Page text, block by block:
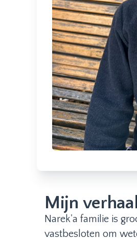
Mijn
Narek'a familie is
vastbesloten om